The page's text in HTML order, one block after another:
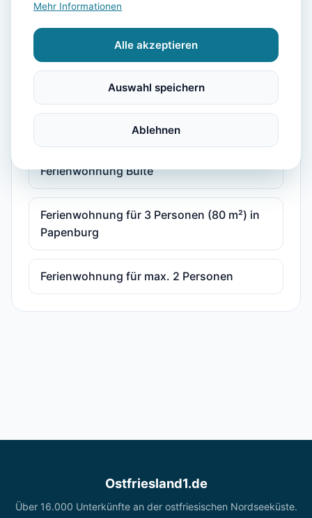
Drei Häuser - Haus 2
Fehn-Appartement - Monteur &
Ferienwohnung in Papenburg
Ferienwohnung Bülte
Ferienwohnung für 3 Personen (80 m²) in
Papenburg
Ferienwohnung für max. 2 Personen
Ostfriesland1.de
Über 16.000 Unterkünfte an der ostfriesischen Nordseeküste.
Mehr Informationen
Alle akzeptieren
Auswahl speichern
Ablehnen